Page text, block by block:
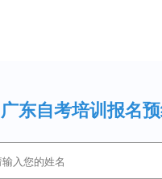
广东自考培训报名